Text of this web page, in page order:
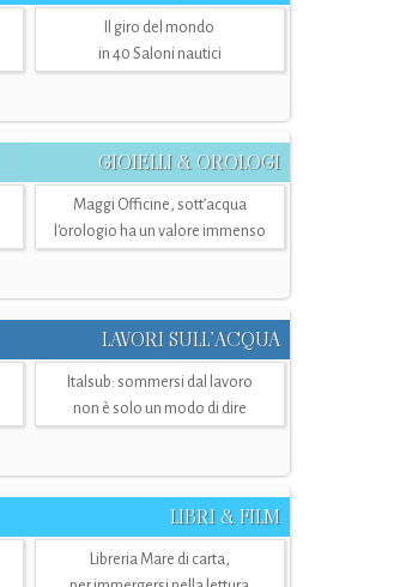
Il giro del mondo
in 40 Saloni nautici
GIOIELLI & OROLOGI
Maggi Officine, sott’acqua
l'orologio ha un valore immenso
LAVORI SULL’ACQUA
Italsub: sommersi dal lavoro
non è solo un modo di dire
LIBRI & FILM
Libreria Mare di carta,